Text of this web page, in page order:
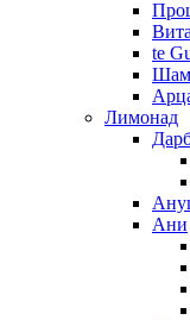
te
Лимонад
Ани